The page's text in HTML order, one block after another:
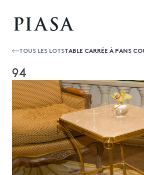
TOUS LES LOTS
94